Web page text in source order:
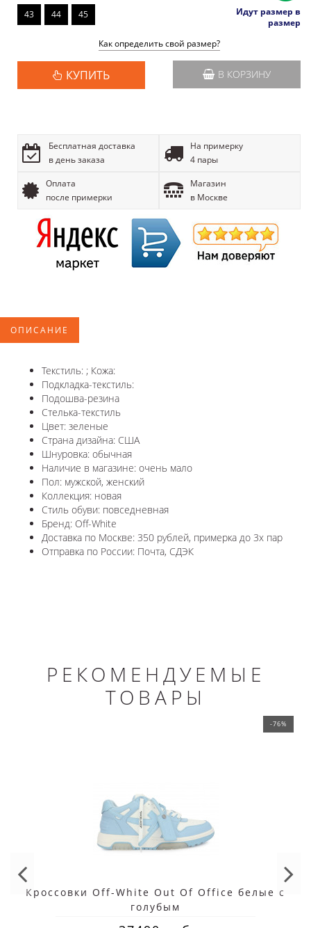
43 44 45
Идут размер в
размер
Как определить свой размер?
КУПИТЬ В КОРЗИНУ
Бесплатная доставка
в день заказа
На примерку
4 пары
Оплата
после примерки
Магазин
в Москве
ОПИСАНИЕ
Текстиль: ; Кожа:
Подкладка-текстиль:
Подошва-резина
Стелька-текстиль
Цвет: зеленые
Страна дизайна: США
Шнуровка: обычная
Наличие в магазине: очень мало
Пол: мужской, женский
Коллекция: новая
Стиль обуви: повседневная
Бренд: Off-White
Доставка по Москве: 350 рублей, примерка до 3х пар
Отправка по России: Почта, СДЭК
РЕКОМЕНДУЕМЫЕ
ТОВАРЫ
-76%
Кроссовки Off-White Out Of Office белые с
голубым